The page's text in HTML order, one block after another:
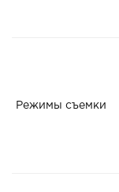
Режимы съемки